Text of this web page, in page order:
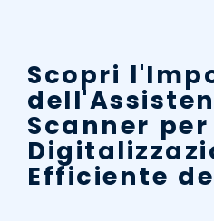
Scopri
Scanner
Efficiente